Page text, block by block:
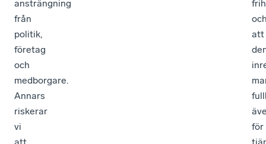
ansträngning
från
politik,
företag
och
medborgare.
Annars
riskerar
vi
att
att
för